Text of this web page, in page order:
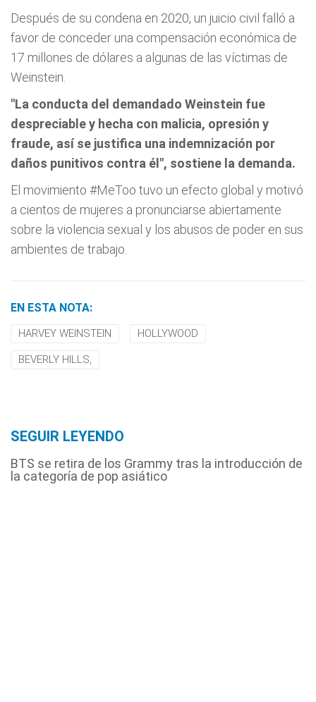
Después de su condena en 2020, un juicio civil falló a
favor de conceder una compensación económica de
17 millones de dólares a algunas de las víctimas de
Weinstein.
"La conducta del demandado Weinstein fue
despreciable y hecha con malicia, opresión y
fraude, así se justifica una indemnización por
daños punitivos contra él", sostiene la demanda.
El movimiento #MeToo tuvo un efecto global y motivó
a cientos de mujeres a pronunciarse abiertamente
sobre la violencia sexual y los abusos de poder en sus
ambientes de trabajo.
EN ESTA NOTA:
HARVEY WEINSTEIN HOLLYWOOD
BEVERLY HILLS,
SEGUIR LEYENDO
BTS se retira de los Grammy tras la introducción de
la categoría de pop asiático